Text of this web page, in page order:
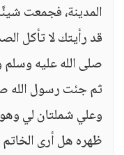
المدينة، فجمعت
قد رأيتك لا تأكل
صلى الله عليه
ثم جئت رسول الله
وعلي شملتان لي
ظهره هل أرى